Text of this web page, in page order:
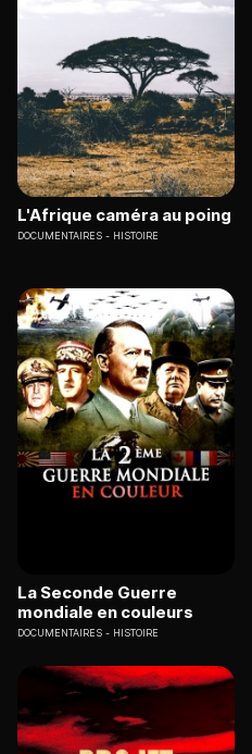
L'Afrique caméra au poing
DOCUMENTAIRES HISTOIRE
La Seconde Guerre
mondiale en couleurs
DOCUMENTAIRES HISTOIRE